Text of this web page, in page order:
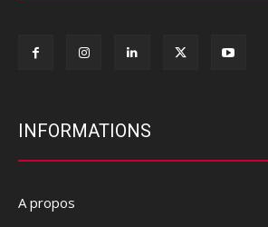
INFORMATIONS
A propos